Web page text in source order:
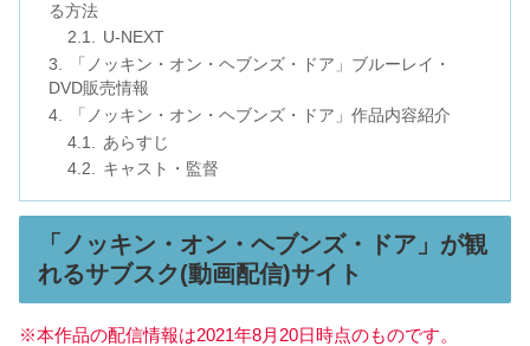
る方法
U-NEXT
「ノッキン・オン・ヘブンズ・ドア」ブルーレイ・
DVD販売情報
「ノッキン・オン・ヘブンズ・ドア」作品内容紹介
あらすじ
キャスト・監督
「ノッキン・オン・ヘブンズ・ドア」が観
れるサブスク(動画配信)サイト
※本作品の配信情報は2021年8月20日時点のものです。